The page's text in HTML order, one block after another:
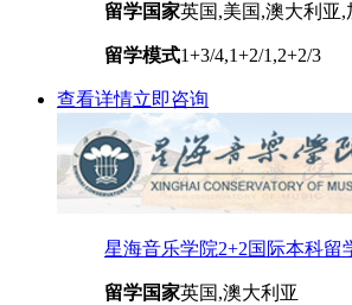
留学国家英国,美国,澳大利亚,
留学模式1+3/4,1+2/1,2+2/3
查看详情立即咨询
星海音乐学院2+2国际本科留
留学国家英国,澳大利亚